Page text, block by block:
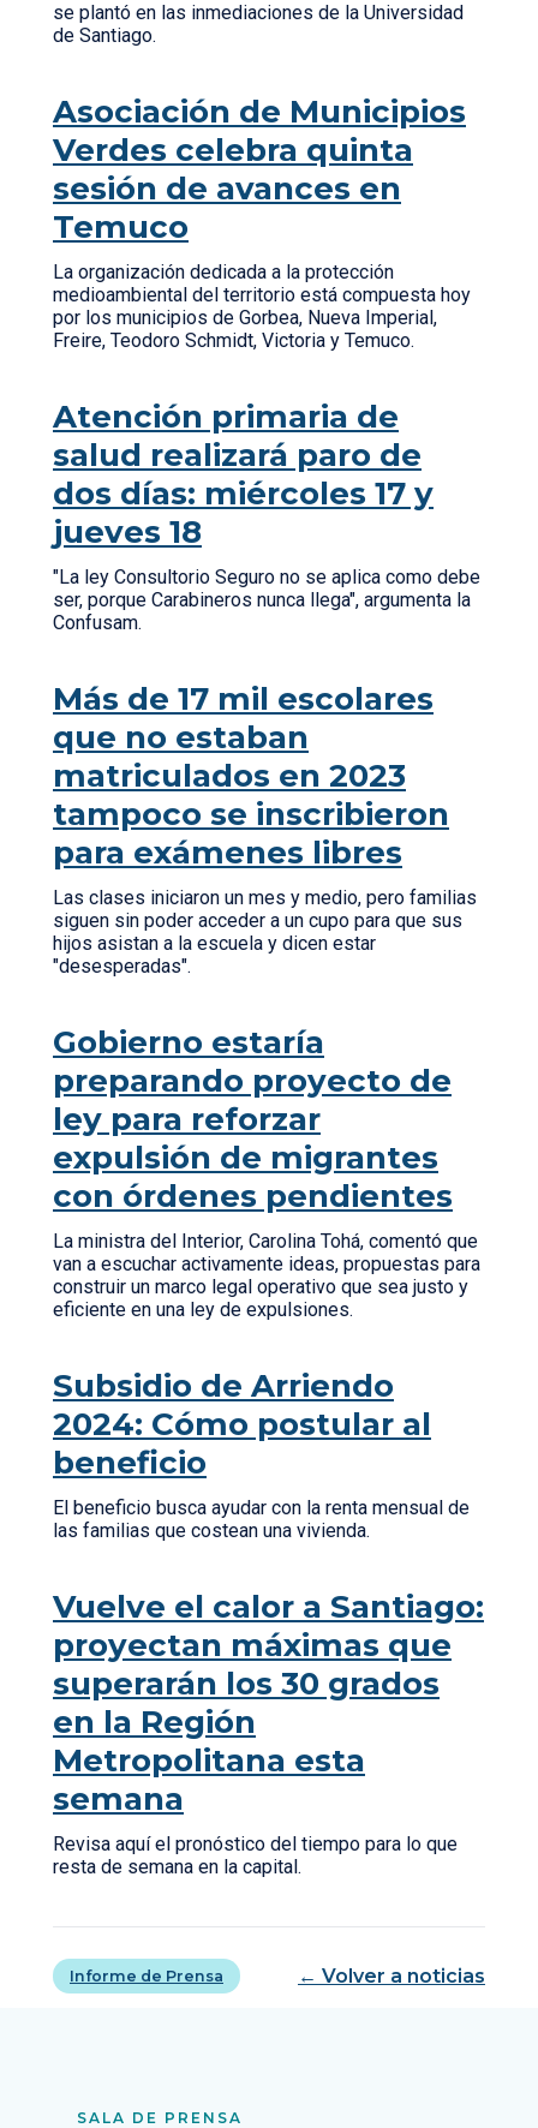
se plantó en las inmediaciones de la Universidad
de Santiago.
Asociación de Municipios
Verdes celebra quinta
sesión de avances en
Temuco
La organización dedicada a la protección
medioambiental del territorio está compuesta hoy
por los municipios de Gorbea, Nueva Imperial,
Freire, Teodoro Schmidt, Victoria y Temuco.
Atención primaria de
salud realizará paro de
dos días: miércoles 17 y
jueves 18
"La ley Consultorio Seguro no se aplica como debe
ser, porque Carabineros nunca llega", argumenta la
Confusam.
Más de 17 mil escolares
que no estaban
matriculados en 2023
tampoco se inscribieron
para exámenes libres
Las clases iniciaron un mes y medio, pero familias
siguen sin poder acceder a un cupo para que sus
hijos asistan a la escuela y dicen estar
"desesperadas".
Gobierno estaría
preparando proyecto de
ley para reforzar
expulsión de migrantes
con órdenes pendientes
La ministra del Interior, Carolina Tohá, comentó que
van a escuchar activamente ideas, propuestas para
construir un marco legal operativo que sea justo y
eficiente en una ley de expulsiones.
Subsidio de Arriendo
2024: Cómo postular al
beneficio
El beneficio busca ayudar con la renta mensual de
las familias que costean una vivienda.
Vuelve el calor a Santiago:
proyectan máximas que
superarán los 30 grados
en la Región
Metropolitana esta
semana
Revisa aquí el pronóstico del tiempo para lo que
resta de semana en la capital.
Informe de Prensa ← Volver a noticias
SALA DE PRENSA